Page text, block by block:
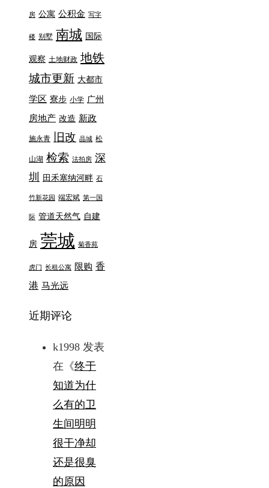
房 公寓 公积金 写字
楼 别墅 南城 国际
观察 土地财政 地铁
城市更新 大都市
学区 寮步 小学 广州
房地产 改造 新政
施永青 旧改 晶城 松
山湖 检索 法拍房 深
圳
田禾塞纳河畔 石
竹新花园 端宏斌 第一国
际 管道天然气 自建
房 莞城 菊香苑
虎门 长租公寓 限购 香
港 马光远
近期评论
k1998 发表
在《终于
知道为什
么有的卫
生间明明
很干净却
还是很臭
的原因